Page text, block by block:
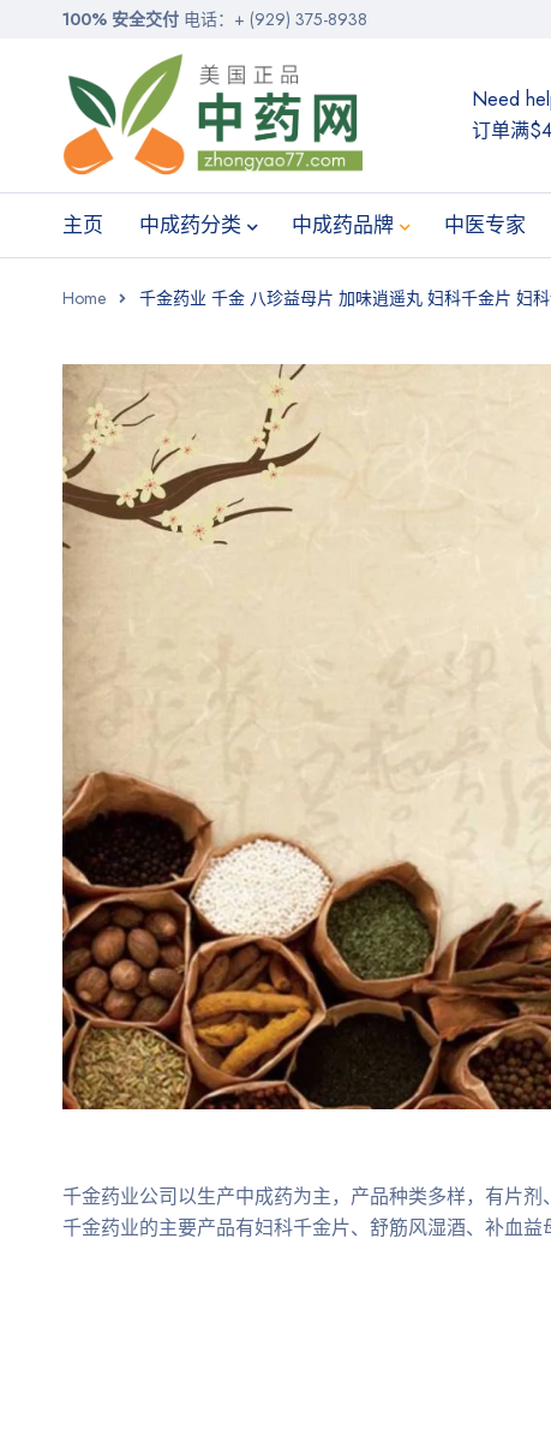
100% 安全交付 电话：+ (929) 375-8938
Need
订单满
主页 中成药分类 中成药品牌 中医专家
Home 千金药业 千金 八珍益母片 加味逍遥丸 妇科千金片 妇
千金药业公司以生产中成药为主，产品种类多样，有片剂
千金药业的主要产品有妇科千金片、舒筋风湿酒、补血